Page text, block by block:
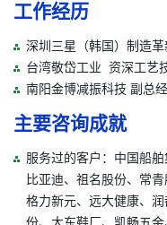
工作经历
深圳三星（韩国）制造革
台湾敬岱工业 资深工艺
南阳金博减振科技 副总经
主要咨询成就
服务过的客户：中国船
比亚迪、祖名股份、常
格力新元、远大健康、